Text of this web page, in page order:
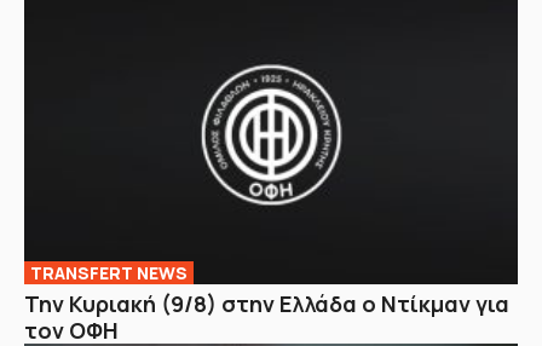
TRANSFERT NEWS
Την Κυριακή (9/8) στην Ελλάδα ο Ντίκμαν για
τον ΟΦΗ